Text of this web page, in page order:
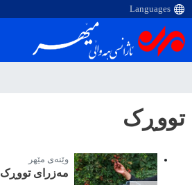
تووڕک
وێنەی مێهر
مەزرای تووڕک